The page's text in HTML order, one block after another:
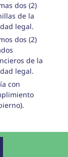
dos (2)
de la
legal.
dos (2)
de la
legal.
con